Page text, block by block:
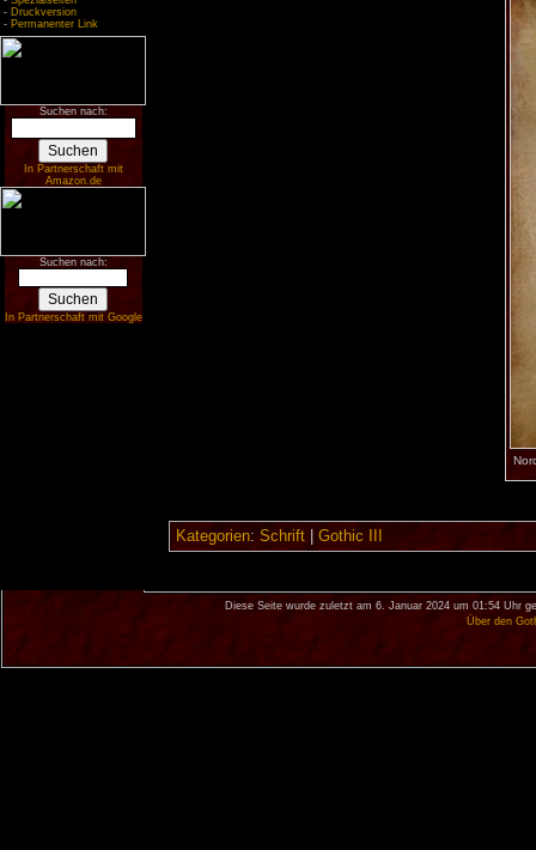
- Druckversion
- Permanenter Link
Suchen nach:
In Partnerschaft mit
Amazon.de
Suchen nach:
In Partnerschaft mit Google
Kategorien: Schrift| Gothic III
Diese Seite wurde zuletzt am 6. Januar 2024 um 01:54 Uhr
Über den